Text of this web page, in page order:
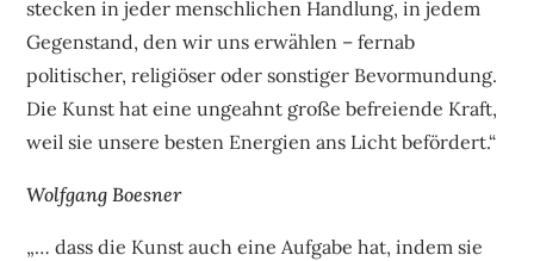
stecken in jeder menschlichen Handlung, in jedem
Gegenstand, den wir uns erwählen – fernab
politischer, religiöser oder sonstiger Bevormundung.
Die Kunst hat eine ungeahnt große befreiende Kraft,
weil sie unsere besten Energien ans Licht befördert.“
Wolfgang Boesner
„… dass die Kunst auch eine Aufgabe hat, indem sie